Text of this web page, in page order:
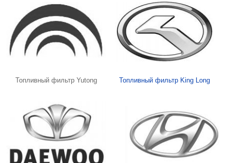
Топливный фильтр Yutong Топливный фильтр King Long